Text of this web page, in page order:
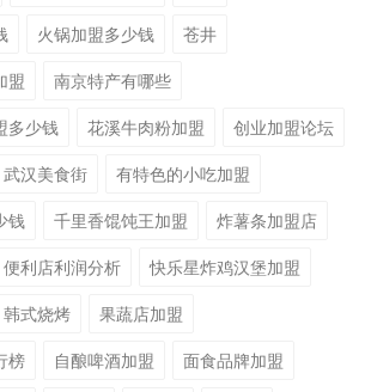
火锅加盟多少钱
苍井
盟
南京特产有哪些
多少钱
花溪牛肉粉加盟
创业加盟论坛
武汉美食街
有特色的小吃加盟
钱
千里香馄饨王加盟
炸薯条加盟店
便利店利润分析
快乐星炸鸡汉堡加盟
韩式烧烤
果蔬店加盟
榜
自酿啤酒加盟
面食品牌加盟